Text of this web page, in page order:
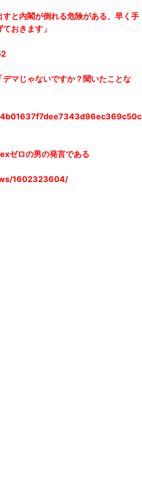
と内閣が倒れる危険がある、早く手
おきます」
マじゃないですか？聞いたことな
ゼロの男の発言である
1602323604/